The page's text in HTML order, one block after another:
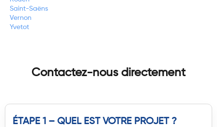
Saint-Saëns
Vernon
Yvetot
Contactez-nous directement
ÉTAPE 1 – QUEL EST VOTRE PROJET ?